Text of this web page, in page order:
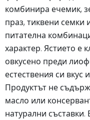
комбинира ечемик,
праз, тиквени семки
питателна
характер. Ястието е
овкусено преди
естествения си вкус
Продуктът не
масло или
натурални съставки.